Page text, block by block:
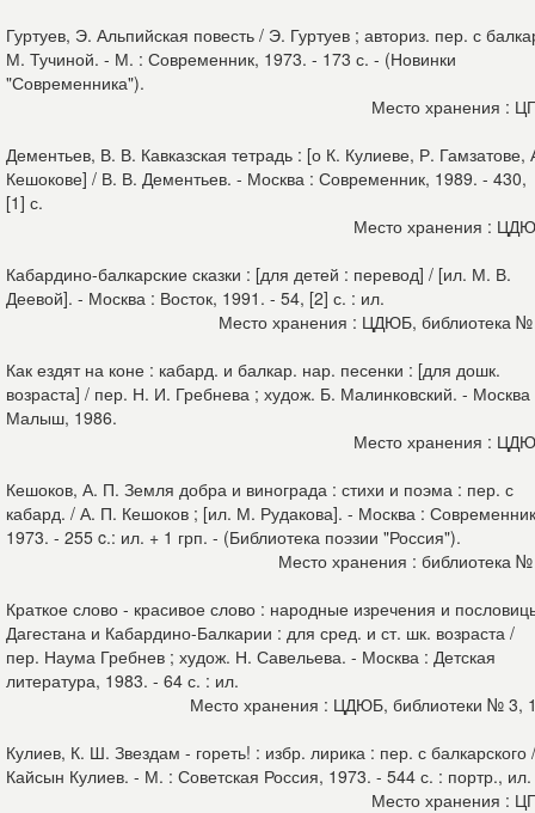
Гуртуев, Э. Альпийская повесть / Э. Гуртуев ; авториз. пер. с
М. Тучиной. - М. : Современник, 1973. - 173 с. - (Новинки
"Современника").
Место хранения :
Дементьев, В. В. Кавказская тетрадь : [о К. Кулиеве, Р. Гамзатове,
Кешокове] / В. В. Дементьев. - Москва : Современник, 1989. - 430,
[1] с.
Место хранения :
Кабардино-балкарские сказки : [для детей : перевод] / [ил. М. В.
Деевой]. - Москва : Восток, 1991. - 54, [2] с. : ил.
Место хранения : ЦДЮБ, библиотека
Как ездят на коне : кабард. и балкар. нар. песенки : [для дошк.
возраста] / пер. Н. И. Гребнева ; худож. Б. Малинковский. - Москва
Малыш, 1986.
Место хранения :
Кешоков, А. П. Земля добра и винограда : стихи и поэма : пер. с
кабард. / А. П. Кешоков ; [ил. М. Рудакова]. - Москва :
1973. - 255 c.: ил. + 1 грп. - (Библиотека поэзии "Россия").
Место хранения : библиотека
Краткое слово - красивое слово : народные изречения и
Дагестана и Кабардино-Балкарии : для сред. и ст. шк. возраста /
пер. Наума Гребнев ; худож. Н. Савельева. - Москва : Детская
литература, 1983. - 64 с. : ил.
Место хранения : ЦДЮБ, библиотеки № 3,
Кулиев, К. Ш. Звездам - гореть! : избр. лирика : пер. с балкарского /
Кайсын Кулиев. - М. : Советская Россия, 1973. - 544 с. : портр.,
Место хранения :